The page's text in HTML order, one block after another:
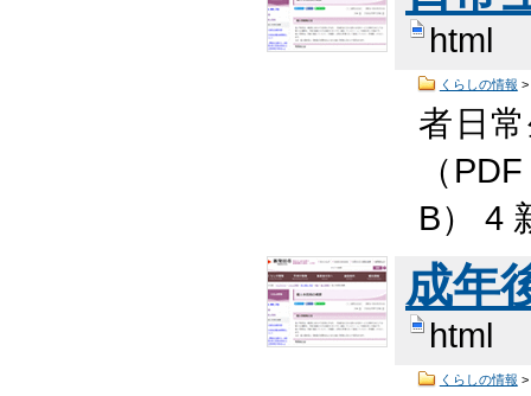
html
くらしの情報 >
者日
（
B） 4
成年
html
くらしの情報 >